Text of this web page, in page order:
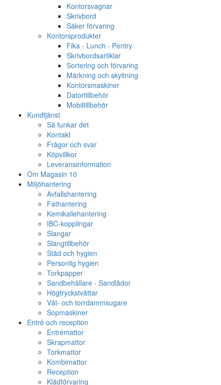
Kontorsvagnar
Skrivbord
Säker förvaring
Kontorsprodukter
Fika - Lunch - Pentry
Skrivbordsartiklar
Sortering och förvaring
Märkning och skyltning
Kontorsmaskiner
Datortillbehör
Mobiltillbehör
Kundtjänst
Så funkar det
Kontakt
Frågor och svar
Köpvillkor
Leveransinformation
Om Magasin 10
Miljöhantering
Avfallshantering
Fathantering
Kemikaliehantering
IBC-kopplingar
Slangar
Slangtillbehör
Städ och hygien
Personlig hygien
Torkpapper
Sandbehållare - Sandlådor
Högtryckstvättar
Våt- och torrdammsugare
Sopmaskiner
Entré och reception
Entrémattor
Skrapmattor
Torkmattor
Kombimattor
Reception
Klädförvaring